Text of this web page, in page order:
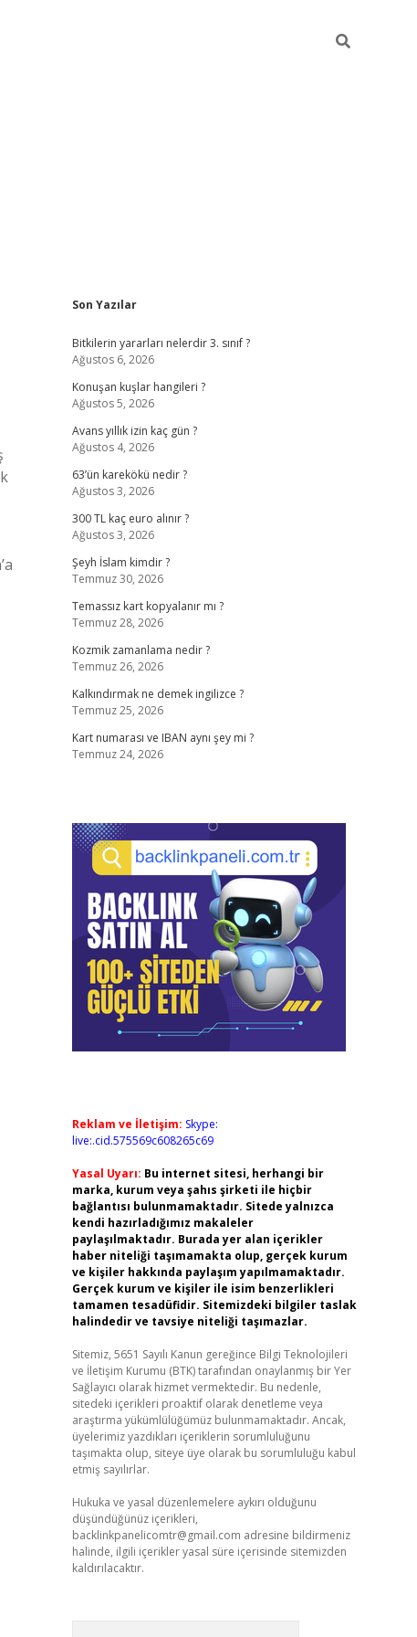
Sidebar
Son Yazılar
Bitkilerin yararları nelerdir 3. sınıf ?
Ağustos 6, 2026
Konuşan kuşlar hangileri ?
Ağustos 5, 2026
Avans yıllık izin kaç gün ?
Ağustos 4, 2026
63’ün karekökü nedir ?
Ağustos 3, 2026
300 TL kaç euro alınır ?
Ağustos 3, 2026
Şeyh İslam kimdir ?
Temmuz 30, 2026
Temassız kart kopyalanır mı ?
Temmuz 28, 2026
Kozmik zamanlama nedir ?
Temmuz 26, 2026
Kalkındırmak ne demek ingilizce ?
Temmuz 25, 2026
Kart numarası ve IBAN aynı şey mi ?
Temmuz 24, 2026
Reklam ve İletişim: Skype:
live:.cid.575569c608265c69
Yasal Uyarı: Bu internet sitesi, herhangi bir
marka, kurum veya şahıs şirketi ile hiçbir
bağlantısı bulunmamaktadır. Sitede yalnızca
kendi hazırladığımız makaleler
paylaşılmaktadır. Burada yer alan içerikler
haber niteliği taşımamakta olup, gerçek kurum
ve kişiler hakkında paylaşım yapılmamaktadır.
Gerçek kurum ve kişiler ile isim benzerlikleri
tamamen tesadüfidir. Sitemizdeki bilgiler taslak
halindedir ve tavsiye niteliği taşımazlar.
Sitemiz, 5651 Sayılı Kanun gereğince Bilgi Teknolojileri
ve İletişim Kurumu (BTK) tarafından onaylanmış bir Yer
Sağlayıcı olarak hizmet vermektedir. Bu nedenle,
sitedeki içerikleri proaktif olarak denetleme veya
araştırma yükümlülüğümüz bulunmamaktadır. Ancak,
üyelerimiz yazdıkları içeriklerin sorumluluğunu
taşımakta olup, siteye üye olarak bu sorumluluğu kabul
etmiş sayılırlar.
Hukuka ve yasal düzenlemelere aykırı olduğunu
düşündüğünüz içerikleri,
backlinkpanelicomtr@gmail.com adresine bildirmeniz
halinde, ilgili içerikler yasal süre içerisinde sitemizden
kaldırılacaktır.